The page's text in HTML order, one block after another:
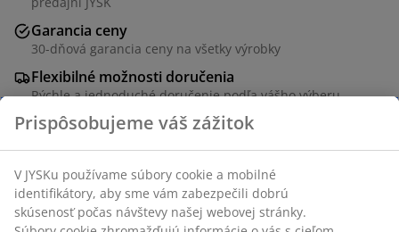
Garancia ceny
30-dňová garancia ceny na všetky výrobky
Flexibilné možnosti doručenia
Rýchle a jednoduché doručenie podľa vášho výberu
Odkladací stolík z ocele. Ø50 x V40 cm
SKU: 3726202
Prispôsobujeme váš zážitok